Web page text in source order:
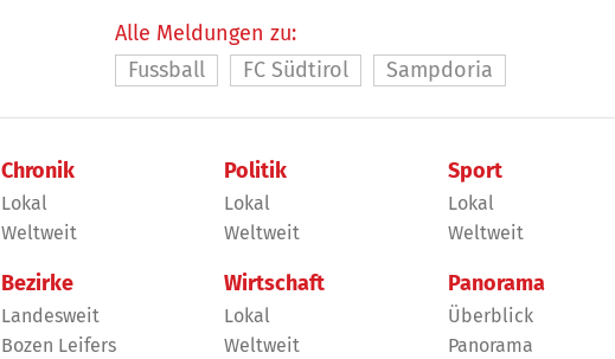
Alle Meldungen zu:
Fussball
FC Südtirol Sampdoria
Chronik
Lokal
Weltweit
Bezirke
Landesweit
Bozen Leifers
Politik
Lokal
Weltweit
Wirtschaft
Lokal
Weltweit
Sport
Lokal
Weltweit
Panorama
Überblick
Panorama